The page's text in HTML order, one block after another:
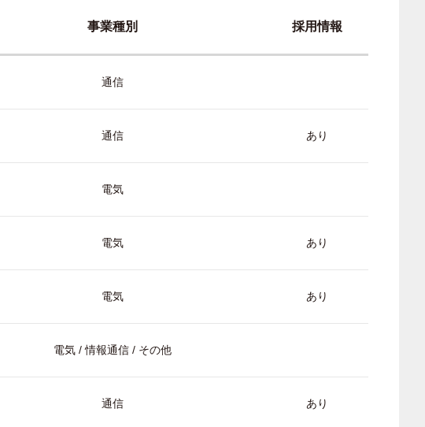
事業種別 採用情報
通信
通信 あり
電気
電気 あり
電気 あり
電気 / 情報通信 / その他
通信 あり